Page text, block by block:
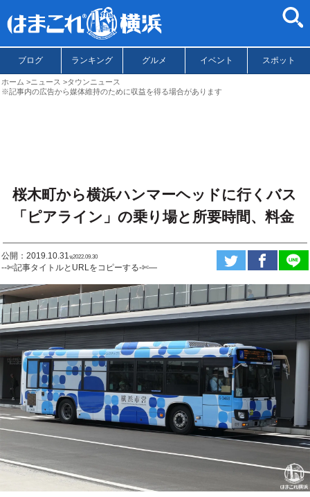
ブログ ランキング グルメ イベント スポット
ホーム ニュース
タウンニュース
※記事内の広告から媒体維持のために収益を得る場合があります
桜木町から横浜ハンマーヘッドに行くバス
「ピアライン」の乗り場と所要時間、料金
公開：2019.10.31ಇ2022.09.30
--✄記事タイトルとURLをコピーする-✄—